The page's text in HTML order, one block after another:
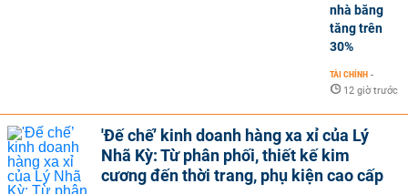
nhà băng
tăng trên
30%
TÀI CHÍNH -
12 giờ trước
'Đế chế’ kinh doanh hàng xa xỉ của Lý
Nhã Kỳ: Từ phân phối, thiết kế kim
cương đến thời trang, phụ kiện cao cấp